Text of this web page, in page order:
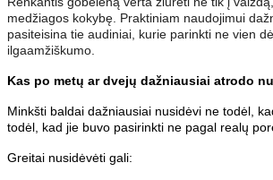
medžiagos kokybę. Praktiniam naudojimui
pasiteisina tie audiniai, kurie parinkti ne vien
ilgaamžiškumo.
Kas po metų ar dvejų dažniausiai atrodo
Minkšti baldai dažniausiai nusidėvi ne todėl,
todėl, kad jie buvo pasirinkti ne pagal realų
Greitai nusidėvėti gali: